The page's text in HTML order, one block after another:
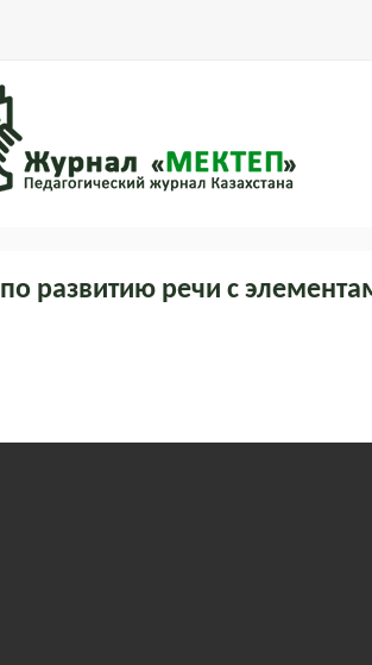
развитию речи с